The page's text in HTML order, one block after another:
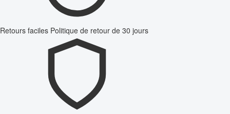
Retours faciles Politique de retour de 30 jours